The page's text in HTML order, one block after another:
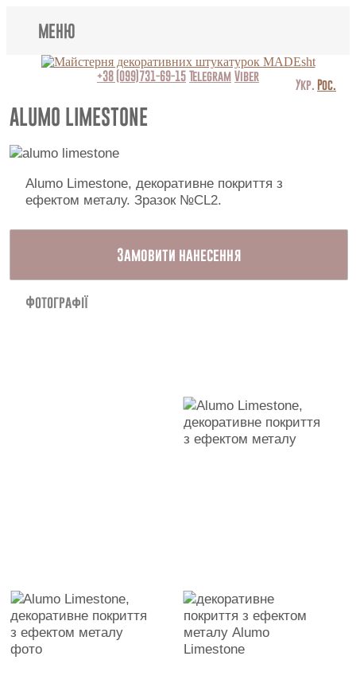
МЕНЮ
Lincrusta
Види штукатурок
Поклейка шпалер
Картини
Питання-відповідь
+38 (099)731-69-15TelegramViber
ALUMO LIMESTONE
Alumo Limestone, декоративне покриття з
ефектом металу. Зразок №CL2.
Замовити нанесення
Фотографії
Укр. Рос.